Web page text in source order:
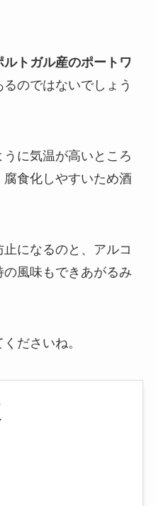
トガル産のポートワ
のではないでしょう
に気温が高いところ
腐食化しやすいため酒
になるのと、アルコ
の風味もできあがるみ
ださいね。